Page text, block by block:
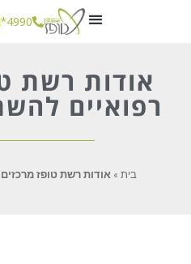
4990*
אודות רשת
רפואיים
בית » אודות רשת טופז